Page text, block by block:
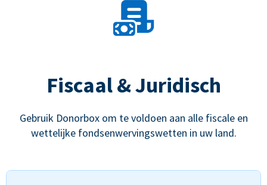
Fiscaal & Juridisch
Gebruik Donorbox om te voldoen aan alle fiscale en
wettelijke fondsenwervingswetten in uw land.